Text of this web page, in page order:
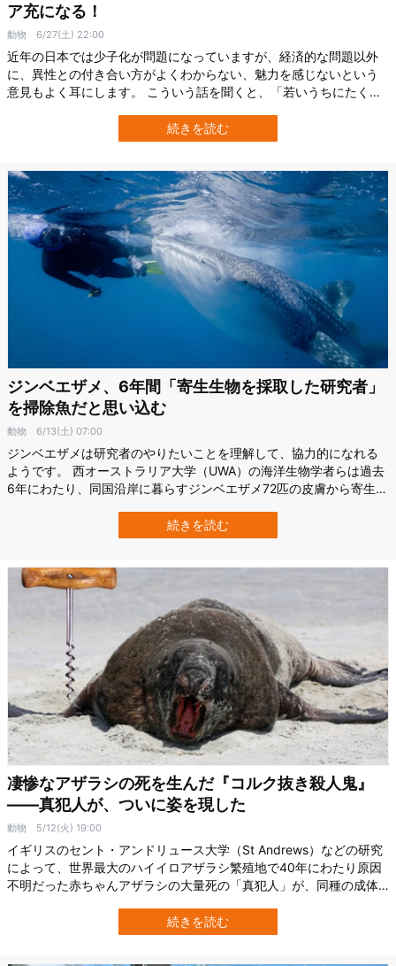
ア充になる！
動物 6/27(土) 22:00
近年の日本では少子化が問題になっていますが、経済的な問題以外
に、異性との付き合い方がよくわからない、魅力を感じないという
意見もよく耳にします。 こういう話を聞くと、「若いうちにたくさ
え方は生物学の世界に目を向けてみると人間以外にも適用出ること
がわかってきます。 イルカのオスは、若い頃に他者と関わる「社会
続きを読む
ジンベエザメ、6年間「寄生生物を採取した研究者」
を掃除魚だと思い込む
動物 6/13(土) 07:00
ジンベエザメは研究者のやりたいことを理解して、協力的になれる
ようです。 西オーストラリア大学（UWA）の海洋生物学者らは過去
6年にわたり、同国沿岸に暮らすジンベエザメ72匹の皮膚から寄生生
みの採取器具を持って近づくだけで、ジンベエザメたちは泳ぐスピ
ードを遅くしたり、完全に止まってくれるようになったのです。 寄
続きを読む
凄惨なアザラシの死を生んだ『コルク抜き殺人鬼』
——真犯人が、ついに姿を現した
動物 5/12(火) 19:00
イギリスのセント・アンドリュース大学（St Andrews）などの研究
によって、世界最大のハイイロアザラシ繁殖地で40年にわたり原因
不明だった赤ちゃんアザラシの大量死の「真犯人」が、同種の成体
ラシは口元から胸にかけて、まるでコルク抜きの螺旋のように皮膚
を剥がされる、通称「コルク抜き状の傷」を負い死んでしまうこと
続きを読む